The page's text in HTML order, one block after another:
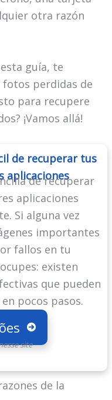
otra razón
guía, te
perdidas de
para recupere
¡Vamos allá!
de recuperar tus
aplicaciones
de recuperar
aplicaciones
Si alguna vez
importantes
fallos en tu
existen
que pueden
pocos pasos.
site
de la